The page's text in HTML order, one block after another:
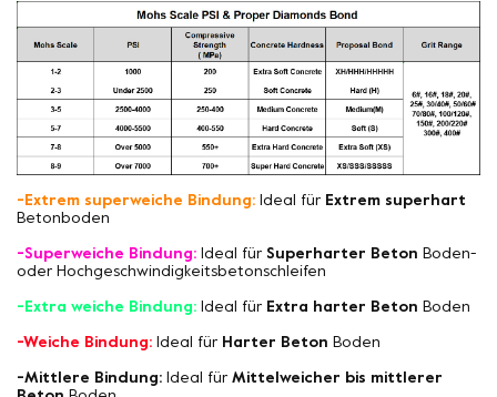
-Extrem superweiche Bindung: Ideal für Extrem superhart
Betonboden
-Superweiche Bindung: Ideal für Superharter Beton Boden-
oder Hochgeschwindigkeitsbetonschleifen
-Extra weiche Bindung: Ideal für Extra harter Beton Boden
-Weiche Bindung: Ideal für Harter Beton Boden
-Mittlere Bindung: Ideal für Mittelweicher bis mittlerer